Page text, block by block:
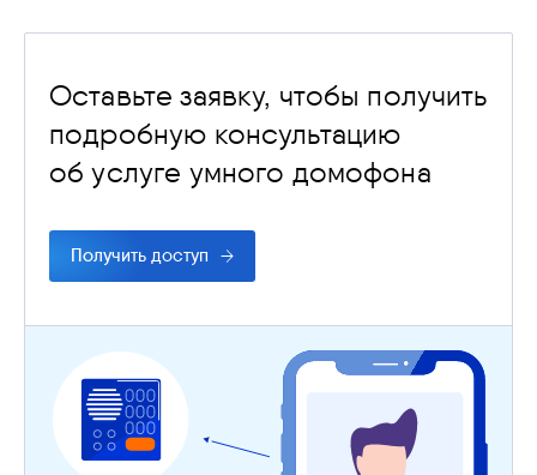
Оставьте заявку, чтобы получить
подробную консультацию
об услуге умного домофона
Получить доступ